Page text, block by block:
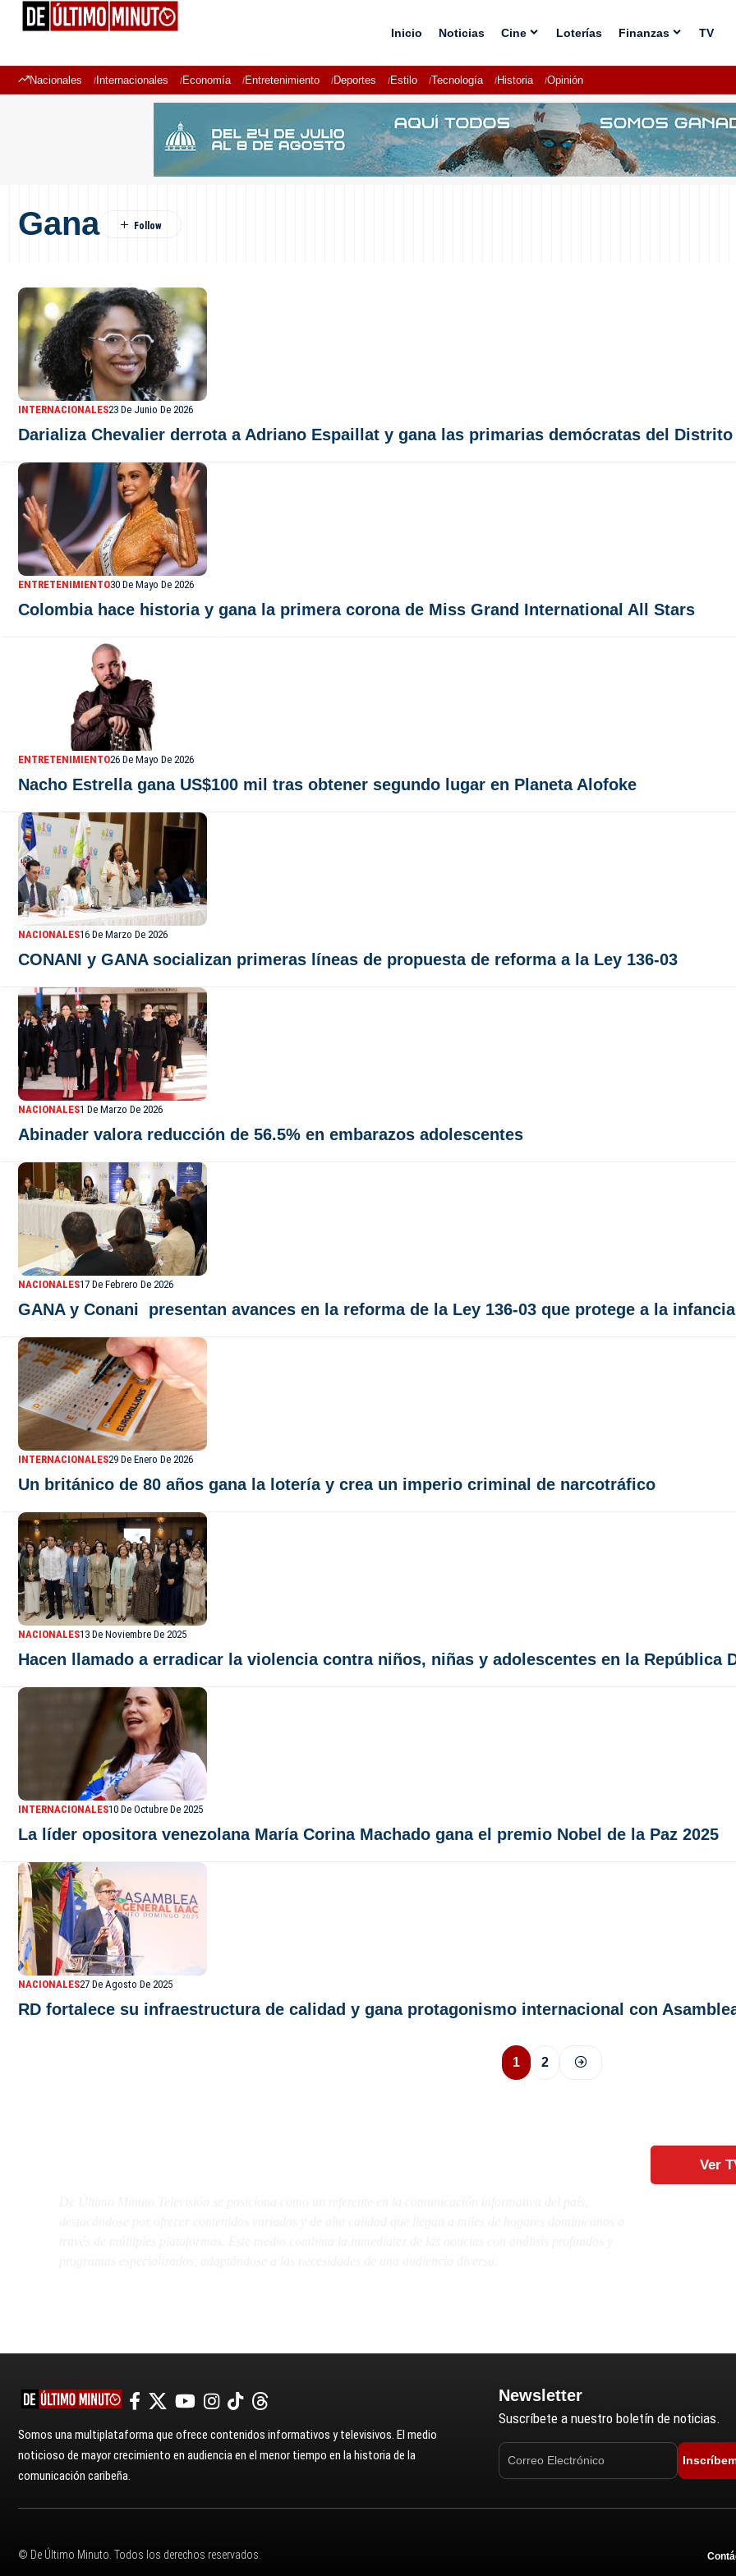
Inicio Noticias Cine Loterías Finanzas TV
Nacionales Internacionales Economía Entretenimiento Deportes Estilo Tecnología Historia Opinión
Gana
INTERNACIONALES23 De Junio De 2026
Darializa Chevalier derrota a Adriano Espaillat y gana las primarias demócratas del Distrito
ENTRETENIMIENTO30 De Mayo De 2026
Colombia hace historia y gana la primera corona de Miss Grand International All Stars
ENTRETENIMIENTO26 De Mayo De 2026
Nacho Estrella gana US$100 mil tras obtener segundo lugar en Planeta Alofoke
NACIONALES16 De Marzo De 2026
CONANI y GANA socializan primeras líneas de propuesta de reforma a la Ley 136-03
NACIONALES1 De Marzo De 2026
Abinader valora reducción de 56.5% en embarazos adolescentes
NACIONALES17 De Febrero De 2026
GANA y Conani presentan avances en la reforma de la Ley 136-03 que protege a la infancia
INTERNACIONALES29 De Enero De 2026
Un británico de 80 años gana la lotería y crea un imperio criminal de narcotráfico
NACIONALES13 De Noviembre De 2025
Hacen llamado a erradicar la violencia contra niños, niñas y adolescentes en la República
INTERNACIONALES10 De Octubre De 2025
La líder opositora venezolana María Corina Machado gana el premio Nobel de la Paz 2025
NACIONALES27 De Agosto De 2025
RD fortalece su infraestructura de calidad y gana protagonismo internacional con
1 2
Ver
Somos una multiplataforma que ofrece contenidos informativos y televisivos. El medio
noticioso de mayor crecimiento en audiencia en el menor tiempo en la historia de la
comunicación caribeña.
Newsletter
Suscríbete a nuestro boletín de noticias.
© De Último Minuto. Todos los derechos reservados.